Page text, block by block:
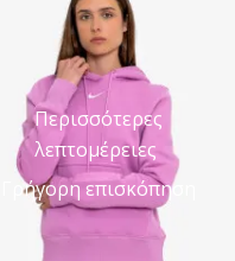
Περισσότερες
λεπτομέρειες
Γρήγορη επισκόπηση